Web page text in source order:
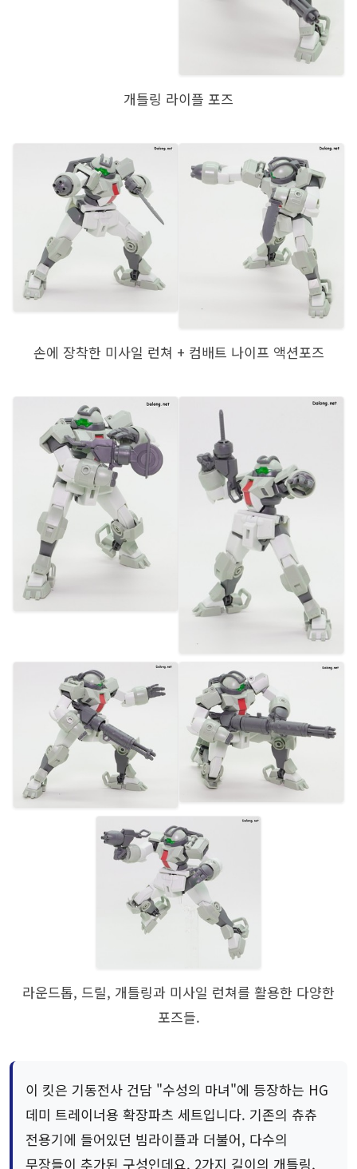
개틀링 라이플 포즈
손에 장착한 미사일 런쳐 + 컴배트 나이프 액션포즈
라운드톱, 드릴, 개틀링과 미사일 런쳐를 활용한 다양한
포즈들.
이 킷은 기동전사 건담 "수성의 마녀"에 등장하는 HG
데미 트레이너용 확장파츠 세트입니다. 기존의 츄츄
전용기에 들어있던 빔라이플과 더불어, 다수의
무장들이 추가된 구성인데요. 2가지 길이의 개틀링,